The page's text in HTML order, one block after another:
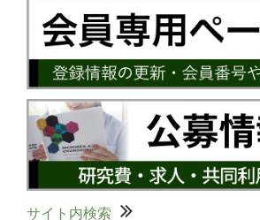
サイト内検索